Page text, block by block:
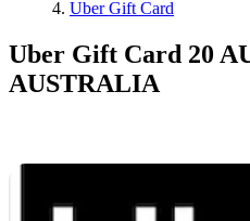
Uber Gift Card
Uber Gift Card 20
AUSTRALIA